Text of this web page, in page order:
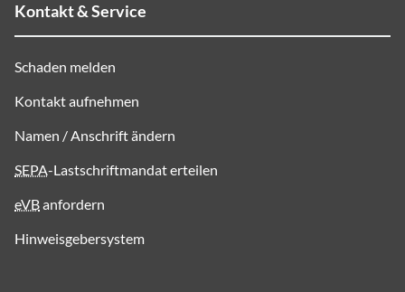
Kontakt & Service
Schaden melden
Kontakt aufnehmen
Namen / Anschrift ändern
SEPA-Lastschriftmandat erteilen
eVBanfordern
Hinweisgebersystem